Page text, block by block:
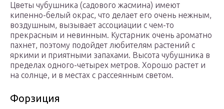
Цветы чубушника (садового жасмина) имеют
кипенно-белый окрас, что делает его очень нежным,
воздушным, вызывает ассоциации с чем-то
прекрасным и невинным. Кустарник очень ароматно
пахнет, поэтому подойдет любителям растений с
яркими и приятными запахами. Высота чубушника в
пределах одного-четырех метров. Хорошо растет и
на солнце, и в местах с рассеянным светом.
Форзиция